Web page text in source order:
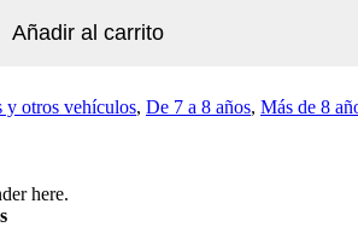
Añadir al carrito
y otros vehículos, De 7 a 8 años, Más de 8
here.